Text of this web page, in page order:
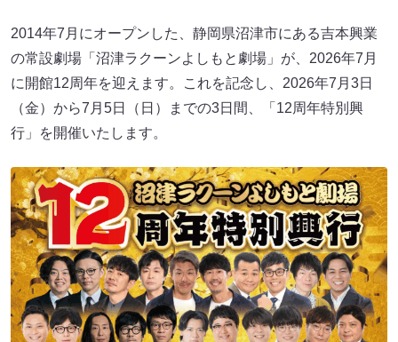
2014年7月にオープンした、静岡県沼津市にある吉本興業
の常設劇場「沼津ラクーンよしもと劇場」が、2026年7月
に開館12周年を迎えます。これを記念し、2026年7月3日
（金）から7月5日（日）までの3日間、「12周年特別興
行」を開催いたします。